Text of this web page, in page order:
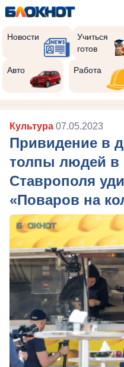
Новости
Учиться
готов
Авто Работа
Культура 07.05.2023
Привидение в
толпы людей в
Ставрополя
«Поваров на